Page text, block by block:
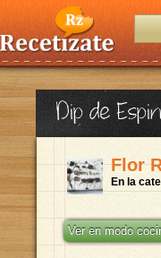
Dip de
Flor
En la
Ver en modo